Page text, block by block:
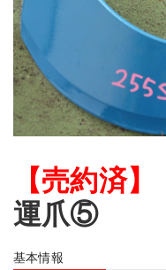
【売約済】
運爪⑤
基本情報